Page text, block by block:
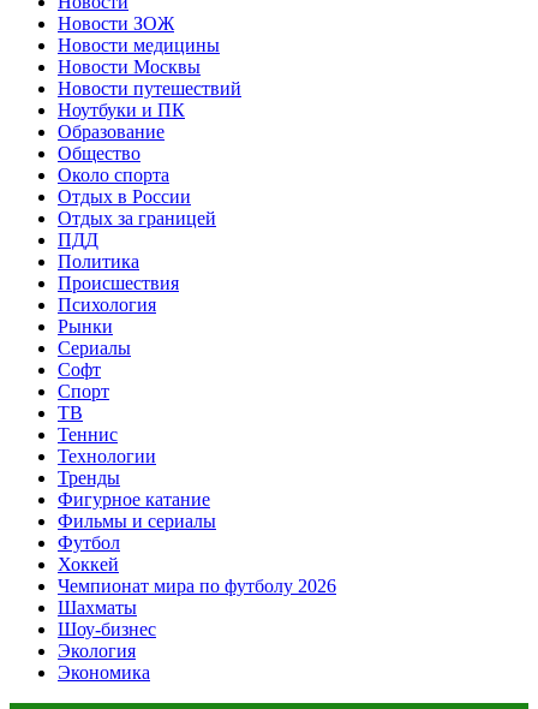
Новости ЗОЖ
Новости медицины
Новости Москвы
Новости путешествий
Ноутбуки и ПК
Образование
Общество
Около спорта
Отдых в России
Отдых за границей
ПДД
Политика
Происшествия
Психология
Рынки
Сериалы
Софт
Спорт
ТВ
Теннис
Технологии
Тренды
Фигурное катание
Фильмы и сериалы
Футбол
Хоккей
Чемпионат мира по футболу 2026
Шахматы
Шоу-бизнес
Экология
Экономика